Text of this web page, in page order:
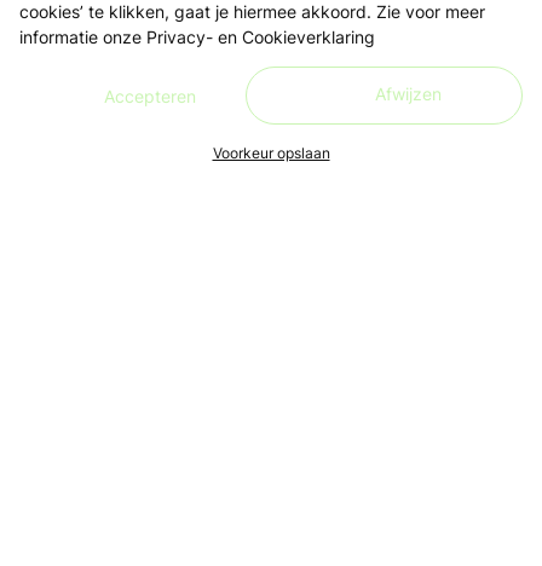
cookies’ te klikken, gaat je hiermee akkoord. Zie voor meer
informatie onze Privacy- en Cookieverklaring
Accepteren Afwijzen
Voorkeur opslaan